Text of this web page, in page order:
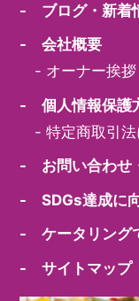
- ブログ・新着
- 会社概要
- オーナー挨拶
- 個人情報保護
-特定商取引
- お問い合わせ
- SDGs達成に
- ケータリング
- サイトマップ